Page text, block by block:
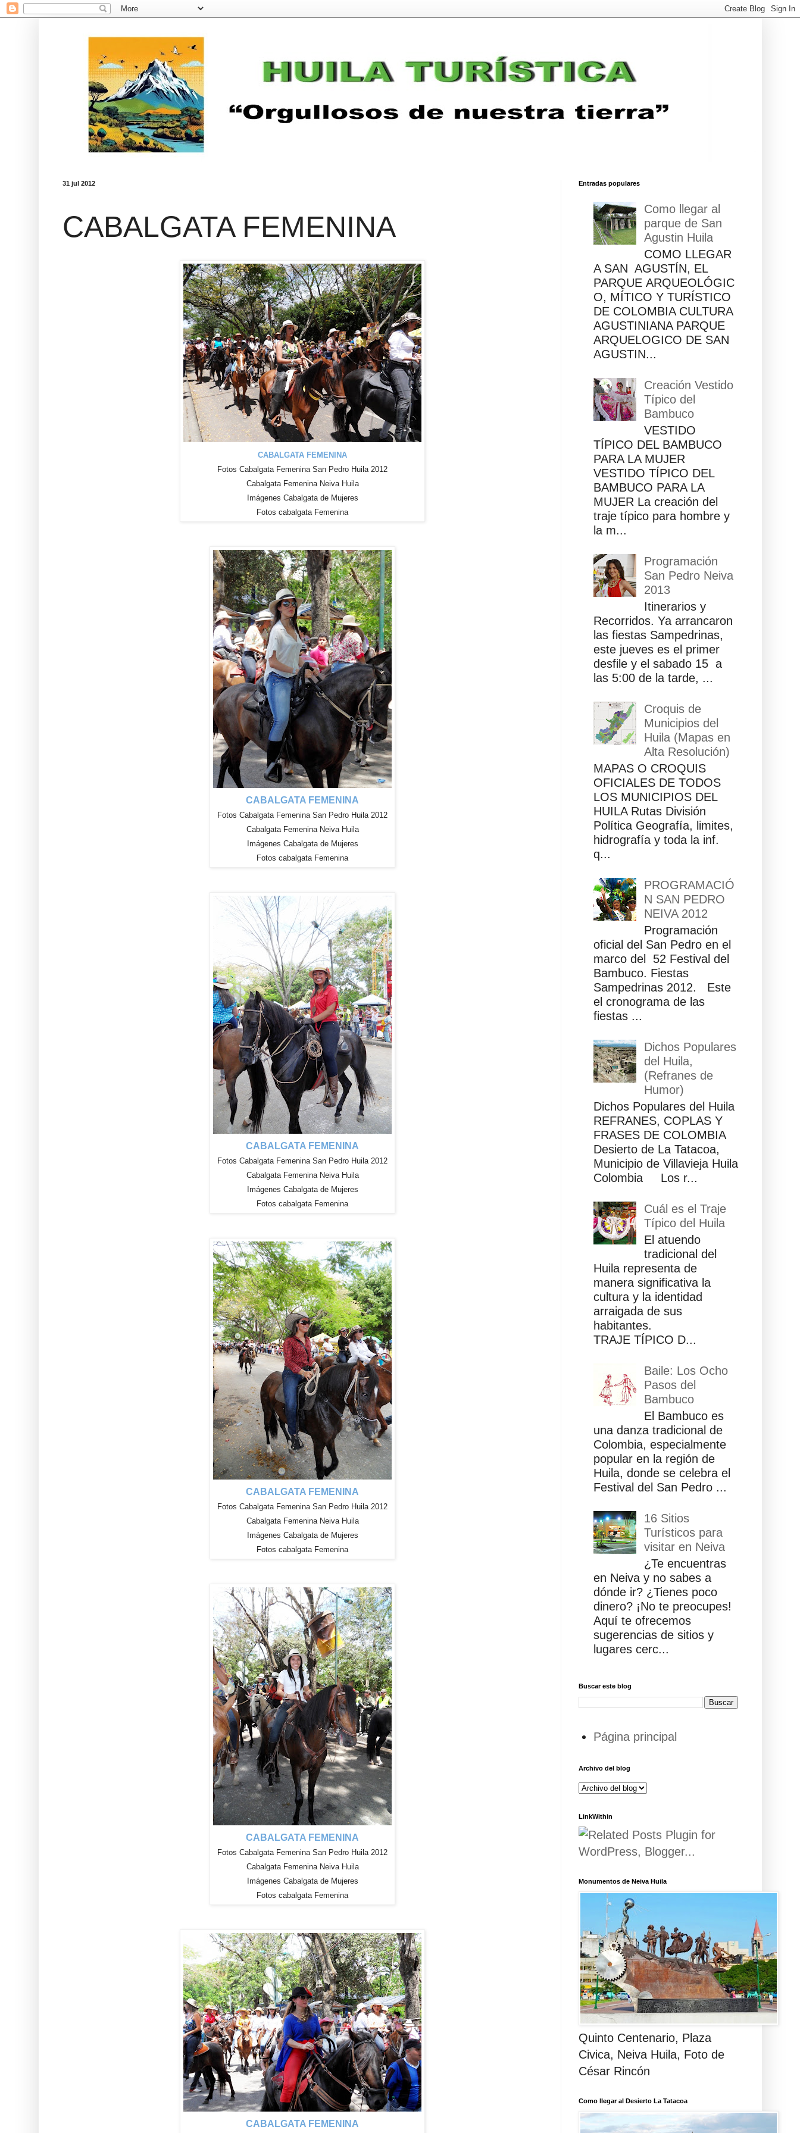
31 jul 2012
CABALGATA FEMENINA
CABALGATA FEMENINA
Fotos Cabalgata Femenina San Pedro Huila 2012
Cabalgata Femenina Neiva Huila
Imágenes Cabalgata de Mujeres
Fotos cabalgata Femenina
CABALGATA FEMENINA
Fotos Cabalgata Femenina San Pedro Huila 2012
Cabalgata Femenina Neiva Huila
Imágenes Cabalgata de Mujeres
Fotos cabalgata Femenina
CABALGATA FEMENINA
Fotos Cabalgata Femenina San Pedro Huila 2012
Cabalgata Femenina Neiva Huila
Imágenes Cabalgata de Mujeres
Fotos cabalgata Femenina
CABALGATA FEMENINA
Fotos Cabalgata Femenina San Pedro Huila 2012
Cabalgata Femenina Neiva Huila
Imágenes Cabalgata de Mujeres
Fotos cabalgata Femenina
CABALGATA FEMENINA
Fotos Cabalgata Femenina San Pedro Huila 2012
Cabalgata Femenina Neiva Huila
Imágenes Cabalgata de Mujeres
Fotos cabalgata Femenina
CABALGATA FEMENINA
Entradas populares
Como llegar al
parque de San
Agustin Huila
COMO LLEGAR
A SAN AGUSTÍN, EL
PARQUE ARQUEOLÓGIC
O, MÍTICO Y TURÍSTICO
DE COLOMBIA CULTURA
AGUSTINIANA PARQUE
ARQUELOGICO DE SAN
AGUSTIN...
Creación Vestido
Típico del
Bambuco
VESTIDO
TÍPICO DEL BAMBUCO
PARA LA MUJER
VESTIDO TÍPICO DEL
BAMBUCO PARA LA
MUJER La creación del
traje típico para hombre y
la m...
Programación
San Pedro Neiva
2013
Itinerarios y
Recorridos. Ya arrancaron
las fiestas Sampedrinas,
este jueves es el primer
desfile y el sabado 15 a
las 5:00 de la tarde, ...
Croquis de
Municipios del
Huila (Mapas en
Alta Resolución)
MAPAS O CROQUIS
OFICIALES DE TODOS
LOS MUNICIPIOS DEL
HUILA Rutas División
Política Geografía, limites,
hidrografía y toda la inf.
q...
PROGRAMACIÓ
N SAN PEDRO
NEIVA 2012
Programación
oficial del San Pedro en el
marco del 52 Festival del
Bambuco. Fiestas
Sampedrinas 2012. Este
el cronograma de las
fiestas ...
Dichos Populares
del Huila,
(Refranes de
Humor)
Dichos Populares del Huila
REFRANES, COPLAS Y
FRASES DE COLOMBIA
Desierto de La Tatacoa,
Municipio de Villavieja Huila
Colombia Los r...
Cuál es el Traje
Típico del Huila
El atuendo
tradicional del
Huila representa de
manera significativa la
cultura y la identidad
arraigada de sus
habitantes.
TRAJE TÍPICO D...
Baile: Los Ocho
Pasos del
Bambuco
El Bambuco es
una danza tradicional de
Colombia, especialmente
popular en la región de
Huila, donde se celebra el
Festival del San Pedro ...
16 Sitios
Turísticos para
visitar en Neiva
¿Te encuentras
en Neiva y no sabes a
dónde ir? ¿Tienes poco
dinero? ¡No te preocupes!
Aquí te ofrecemos
sugerencias de sitios y
lugares cerc...
Buscar este blog
Página principal
Archivo del blog
LinkWithin
Monumentos de Neiva Huila
Quinto Centenario, Plaza
Civica, Neiva Huila, Foto de
César Rincón
Como llegar al Desierto La Tatacoa